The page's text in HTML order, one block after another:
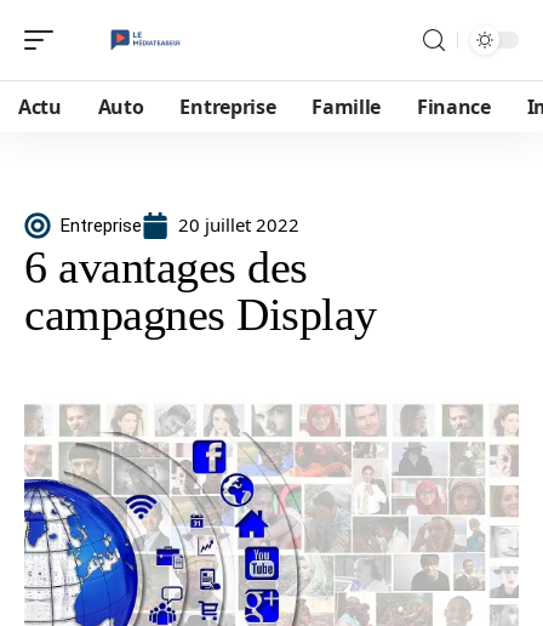
Actu Auto Entreprise Famille Finance
Entreprise 20 juillet 2022
6 avantages des
campagnes Display